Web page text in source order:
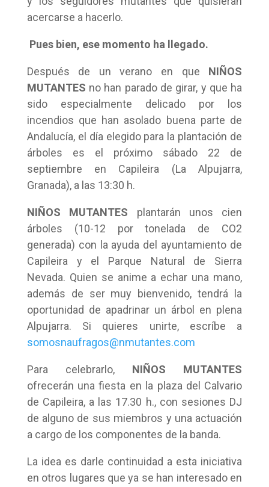
acercarse a hacerlo.
Pues bien, ese momento ha llegado.
Después de un verano en que NIÑOS
MUTANTES no han parado de girar, y que ha
sido especialmente delicado por los
incendios que han asolado buena parte de
Andalucía, el día elegido para la plantación de
árboles es el próximo sábado 22 de
septiembre en Capileira (La Alpujarra,
Granada), a las 13:30 h.
NIÑOS MUTANTES plantarán unos cien
árboles (10-12 por tonelada de CO2
generada) con la ayuda del ayuntamiento de
Capileira y el Parque Natural de Sierra
Nevada. Quien se anime a echar una mano,
además de ser muy bienvenido, tendrá la
oportunidad de apadrinar un árbol en plena
Alpujarra. Si quieres unirte, escríbe a
somosnaufragos@nmutantes.com
Para celebrarlo, NIÑOS MUTANTES
ofrecerán una fiesta en la plaza del Calvario
de Capileira, a las 17.30 h., con sesiones DJ
de alguno de sus miembros y una actuación
a cargo de los componentes de la banda.
La idea es darle continuidad a esta iniciativa
en otros lugares que ya se han interesado en